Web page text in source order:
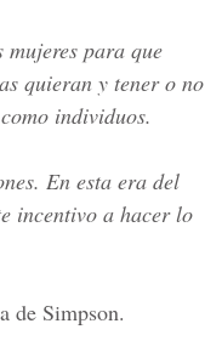
mujeres para que
quieran y tener o no
individuos.
En esta era del
incentivo a hacer lo
de Simpson.